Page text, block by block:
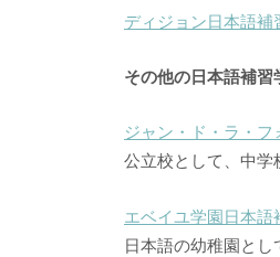
ディジョン日本語補
その他の日本語補習
ジャン・ド・ラ・
公立校として、中学
エベイユ学園日本語
日本語の幼稚園とし